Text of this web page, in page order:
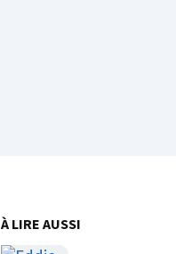
À LIRE AUSSI